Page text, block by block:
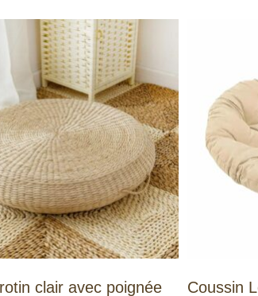
clair avec poignée
Coussin